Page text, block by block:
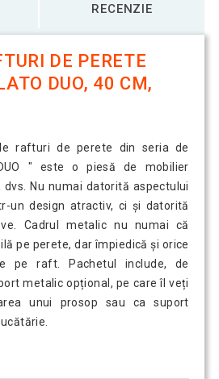
RECENZIE
DE PERETE
DUO, 40 CM,
rafturi de perete din seria de
" este o piesă de mobilier
Nu numai datorită aspectului
un design atractiv, ci și datorită
Cadrul metalic nu numai că
pe perete, dar împiedică și orice
pe raft. Pachetul include, de
metalic opțional, pe care îl veți
unui prosop sau ca suport